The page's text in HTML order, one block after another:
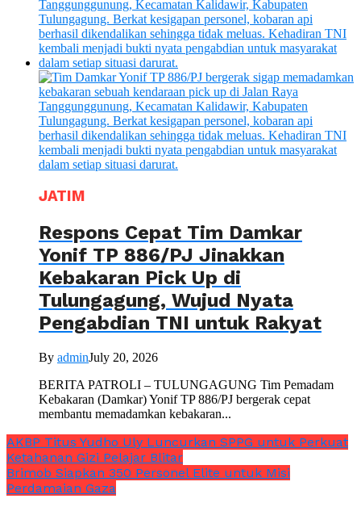
JATIM
Respons Cepat Tim Damkar
Yonif TP 886/PJ Jinakkan
Kebakaran Pick Up di
Tulungagung, Wujud Nyata
Pengabdian TNI untuk Rakyat
By adminJuly 20, 2026
BERITA PATROLI – TULUNGAGUNG Tim Pemadam
Kebakaran (Damkar) Yonif TP 886/PJ bergerak cepat
membantu memadamkan kebakaran...
AKBP Titus Yudho Uly Luncurkan SPPG untuk Perkuat
Ketahanan Gizi Pelajar Blitar
Brimob Siapkan 350 Personel Elite untuk Misi
Perdamaian Gaza